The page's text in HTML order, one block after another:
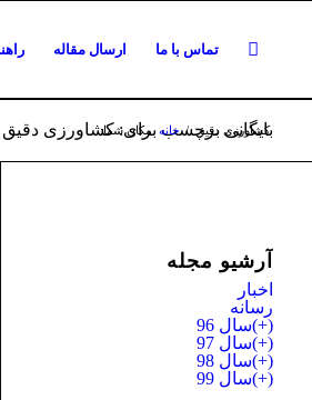
ارسال مقاله تماس با ما
بایگانی برچسب برای: کشاورزی دقیق
مکان شما: خانه / کشاورزی دقیق
آرشیو مجله
اخبار
رسانه
(+)سال 96
(+)سال 97
(+)سال 98
(+)سال 99